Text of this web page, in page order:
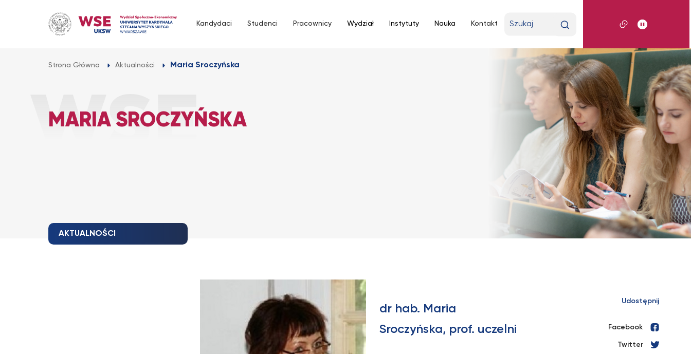
Kandydaci Studenci Pracownicy Wydział Instytuty Nauka Kontakt
wyszukiwaną
Strona Główna Aktualności Maria Sroczyńska
MARIA SROCZYŃSKA
AKTUALNOŚCI
dr hab. Maria
Sroczyńska, prof. uczelni
Udostępnij
Facebook
Twitter